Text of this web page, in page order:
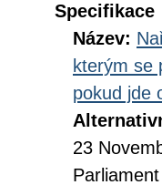
Specifikace
Název:
kterým se
pokud jde
23